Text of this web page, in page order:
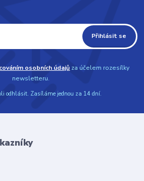
Přihlásit se
osobních údajů za účelem rozesílky
newsletteru.
odhlásit. Zasíláme jednou za 14 dní.